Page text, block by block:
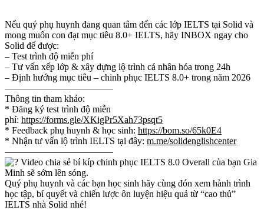
Nếu quý phụ huynh đang quan tâm đến các lớp IELTS tại Solid và
mong muốn con đạt mục tiêu 8.0+ IELTS, hãy INBOX ngay cho
Solid để được:
– Test trình độ miễn phí
– Tư vấn xếp lớp & xây dựng lộ trình cá nhân hóa trong 24h
– Định hướng mục tiêu – chinh phục IELTS 8.0+ trong năm 2026
———————————–
Thông tin tham khảo:
* Đăng ký test trình độ miễn
phí: https://forms.gle/XKigPr5Xah73psqt5
* Feedback phụ huynh & học sinh: https://bom.so/65k0E4
* Nhận tư vấn lộ trình IELTS tại đây: m.me/solidenglishcenter
———————————–
Video chia sẻ bí kíp chinh phục IELTS 8.0 Overall của bạn Gia
Minh sẽ sớm lên sóng.
Quý phụ huynh và các bạn học sinh hãy cùng đón xem hành trình
học tập, bí quyết và chiến lược ôn luyện hiệu quả từ “cao thủ”
IELTS nhà Solid nhé!